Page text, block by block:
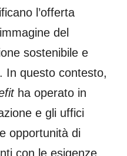
l’offerta
del
sostenibile e
In questo contesto,
ha operato in
e gli uffici
opportunità di
con le esigenze